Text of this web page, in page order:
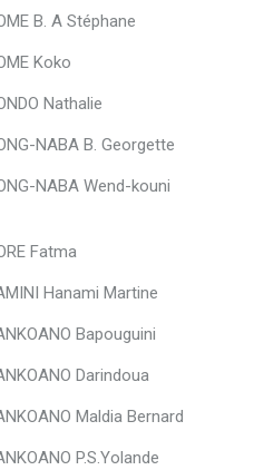
Stéphane
B. Georgette
Wend-kouni
Martine
Bapouguini
Darindoua
Bernard
P.S.Yolande